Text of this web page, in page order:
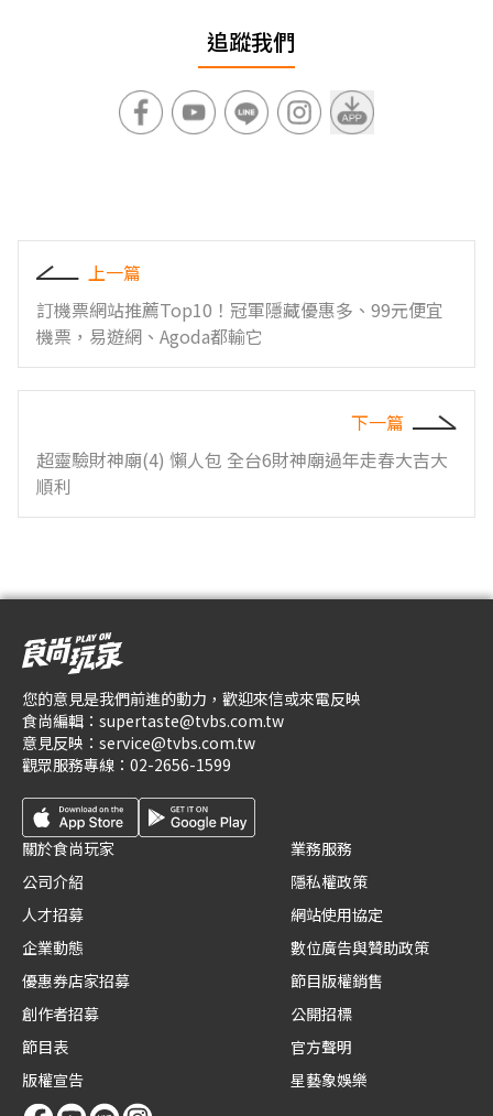
追蹤我們
上一篇
訂機票網站推薦Top10！冠軍隱藏優惠多、99元便宜
機票，易遊網、Agoda都輸它
下一篇
超靈驗財神廟(4) 懶人包 全台6財神廟過年走春大吉大
順利
您的意見是我們前進的動力，歡迎來信或來電反映
食尚編輯： supertaste@tvbs.com.tw
意見反映： service@tvbs.com.tw
觀眾服務專線： 02-2656-1599
關於食尚玩家
公司介紹
人才招募
企業動態
優惠券店家招募
創作者招募
節目表
版權宣告
業務服務
隱私權政策
網站使用協定
數位廣告與贊助政策
節目版權銷售
公開招標
官方聲明
星藝象娛樂